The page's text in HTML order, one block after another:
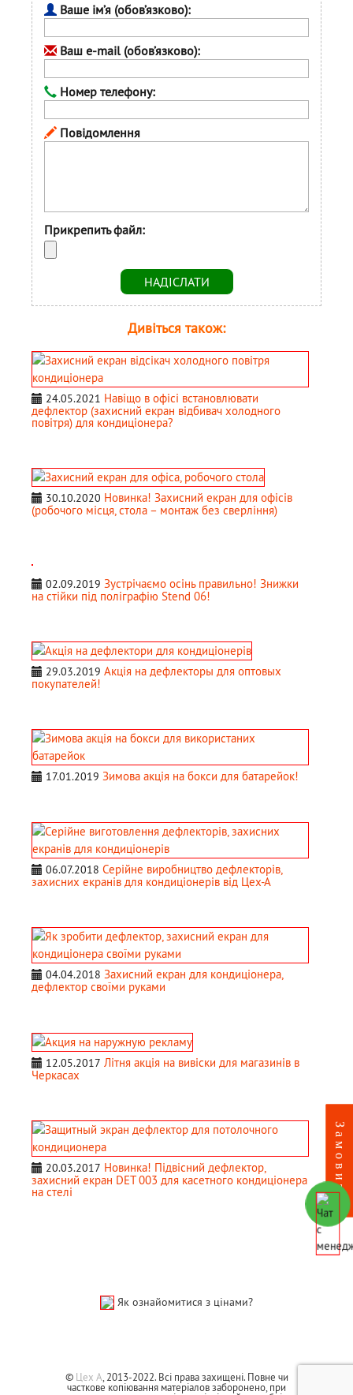
Ваше ім’я (обов’язково):
Ваш e-mail (обов’язково):
Номер телефону:
Повідомлення
Прикрепить файл:
Дивіться також:
24.05.2021 Навіщо в офісі встановлювати
дефлектор (захисний екран відбивач холодного
повітря) для кондиціонера?
30.10.2020 Новинка! Захисний екран для офісів
(робочого місця, стола – монтаж без сверління)
02.09.2019 Зустрічаємо осінь правильно! Знижки
на стійки під поліграфію Stend 06!
29.03.2019 Акція на дефлекторы для оптовых
покупателей!
17.01.2019 Зимова акція на бокси для батарейок!
06.07.2018 Серійне виробництво дефлекторів,
захисних екранів для кондиціонерів від Цех-А
04.04.2018 Захисний екран для кондиціонера,
дефлектор своїми руками
12.05.2017 Літня акція на вивіски для магазинів в
Черкасах
20.03.2017 Новинка! Підвісний дефлектор,
захисний екран DET 003 для касетного кондиціонера
на стелі
Як ознайомитися з цінами?
© Цех А , 2013-2022. Всі права захищені. Повне чи
часткове копіювання матеріалов заборонено, при